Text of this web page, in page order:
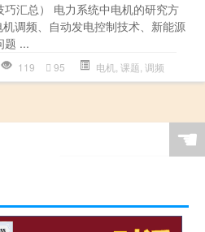
汇总） 电力系统中电机的研究方
调频、自动发电控制技术、新能源
题 ...
119 95 电机 课题 调频
☚